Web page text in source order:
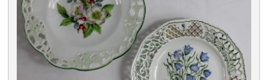
NEWSLETTER